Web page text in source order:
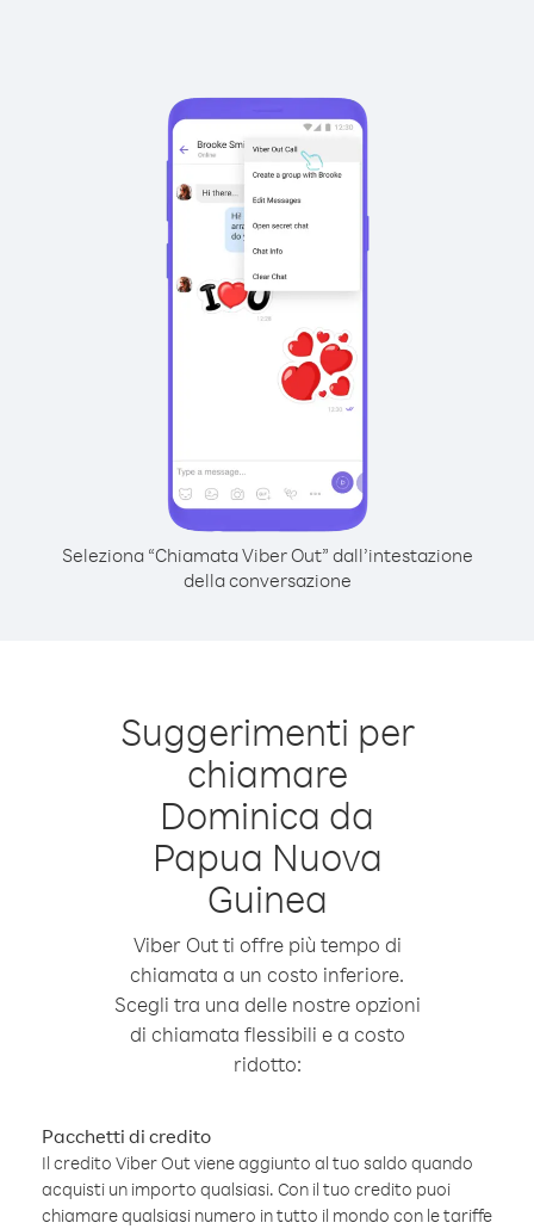
Seleziona “Chiamata Viber Out” dall’intestazione
della conversazione
Suggerimenti per
chiamare
Dominica da
Papua Nuova
Guinea
Viber Out ti offre più tempo di
chiamata a un costo inferiore.
Scegli tra una delle nostre opzioni
di chiamata flessibili e a costo
ridotto:
Pacchetti di credito
Il credito Viber Out viene aggiunto al tuo saldo quando
acquisti un importo qualsiasi. Con il tuo credito puoi
chiamare qualsiasi numero in tutto il mondo con le tariffe